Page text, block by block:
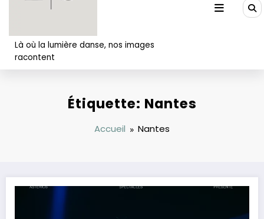
Là où la lumière danse, nos images
racontent
Étiquette: Nantes
Accueil Nantes